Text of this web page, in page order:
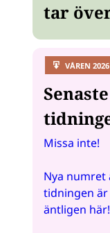
tar
VÅREN 2026
Missa inte!
Nya numret
tidningen är
äntligen här!